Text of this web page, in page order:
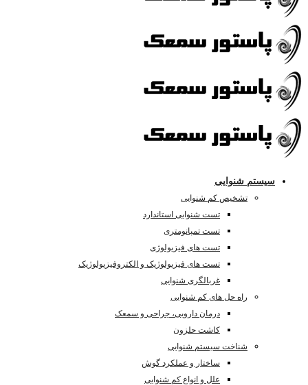
سیستم شنوایی
تشخیص کم شنوایی
تست شنوایی استاندارد
تست تمپانومتری
تست های فیزیولوژی
تست های فیزیولوژیک و الکتروفیزیولوژیک
غربالگری شنوایی
راه حل های کم شنوایی
درمان دارویی، جراحی و سمعک
کاشت حلزون
شناخت سیستم شنوایی
ساختار و عملکرد گوش
علل و انواع کم شنوایی